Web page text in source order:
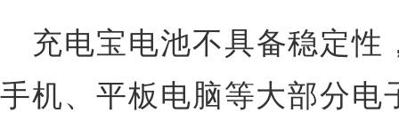
充电宝电池不具备稳定性
手机、平板电脑等大部分电